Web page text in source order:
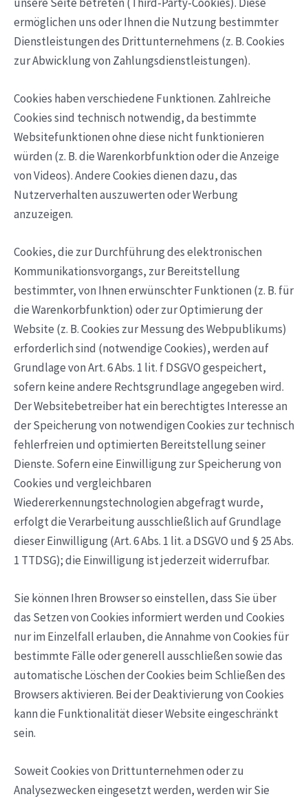
ermöglichen uns oder Ihnen die Nutzung bestimmter
Dienstleistungen des Drittunternehmens (z. B. Cookies
zur Abwicklung von Zahlungsdienstleistungen).
Cookies haben verschiedene Funktionen. Zahlreiche
Cookies sind technisch notwendig, da bestimmte
Websitefunktionen ohne diese nicht funktionieren
würden (z. B. die Warenkorbfunktion oder die Anzeige
von Videos). Andere Cookies dienen dazu, das
Nutzerverhalten auszuwerten oder Werbung
anzuzeigen.
Cookies, die zur Durchführung des elektronischen
Kommunikationsvorgangs, zur Bereitstellung
bestimmter, von Ihnen erwünschter Funktionen (z. B. für
die Warenkorbfunktion) oder zur Optimierung der
Website (z. B. Cookies zur Messung des Webpublikums)
erforderlich sind (notwendige Cookies), werden auf
Grundlage von Art. 6 Abs. 1 lit. f DSGVO gespeichert,
sofern keine andere Rechtsgrundlage angegeben wird.
Der Websitebetreiber hat ein berechtigtes Interesse an
der Speicherung von notwendigen Cookies zur technisch
fehlerfreien und optimierten Bereitstellung seiner
Dienste. Sofern eine Einwilligung zur Speicherung von
Cookies und vergleichbaren
Wiedererkennungstechnologien abgefragt wurde,
erfolgt die Verarbeitung ausschließlich auf Grundlage
dieser Einwilligung (Art. 6 Abs. 1 lit. a DSGVO und § 25 Abs.
1 TTDSG); die Einwilligung ist jederzeit widerrufbar.
Sie können Ihren Browser so einstellen, dass Sie über
das Setzen von Cookies informiert werden und Cookies
nur im Einzelfall erlauben, die Annahme von Cookies für
bestimmte Fälle oder generell ausschließen sowie das
automatische Löschen der Cookies beim Schließen des
Browsers aktivieren. Bei der Deaktivierung von Cookies
kann die Funktionalität dieser Website eingeschränkt
sein.
Soweit Cookies von Drittunternehmen oder zu
Analysezwecken eingesetzt werden, werden wir Sie